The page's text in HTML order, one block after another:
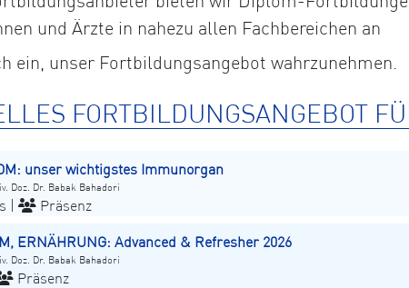
und Ärzte in nahezu allen Fachbereichen an
ein, unser Fortbildungsangebot wahrzunehmen.
FORTBILDUNGSANGEBOT
unser wichtigstes Immunorgan
Doz. Dr. Babak Bahadori
| Präsenz
ERNÄHRUNG: Advanced & Refresher 2026
Doz. Dr. Babak Bahadori
Präsenz